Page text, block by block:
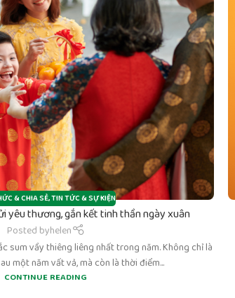
& CHIA SẺ,TIN TỨC & SỰ KIỆN
yêu thương, gắn kết tinh thần ngày xuân
Posted byhelen
sum vầy thiêng liêng nhất trong năm. Không chỉ là
một năm vất vả, mà còn là thời điểm...
CONTINUE READING